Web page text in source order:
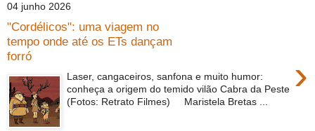
04 junho 2026
"Cordélicos": uma viagem no
tempo onde até os ETs dançam
forró
›
Laser, cangaceiros, sanfona e muito humor:
conheça a origem do temido vilão Cabra da Peste
(Fotos: Retrato Filmes) Maristela Bretas ...